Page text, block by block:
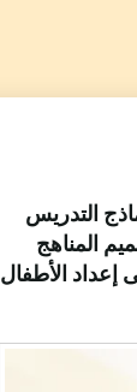
التدريس
المناهج
إعداد الأطفال